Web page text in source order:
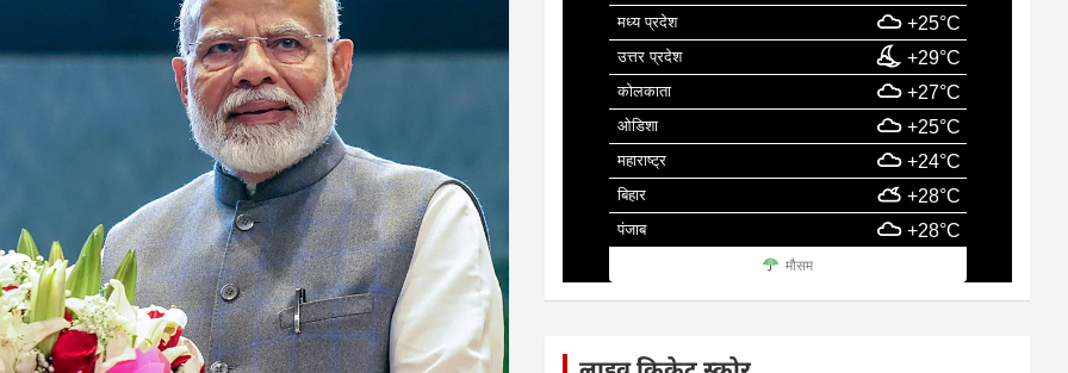
मध्य प्रदेश +25°C
उत्तर प्रदेश +29°C
कोलकाता +27°C
ओडिशा +25°C
महाराष्ट्र +24°C
बिहार +28°C
पंजाब +28°C
मौसम